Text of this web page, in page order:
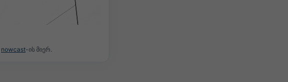
nowcast-ის მიერ.